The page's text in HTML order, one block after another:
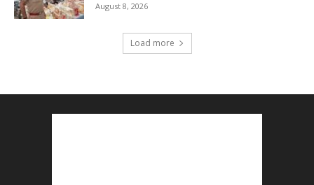
August 8, 2026
Load more